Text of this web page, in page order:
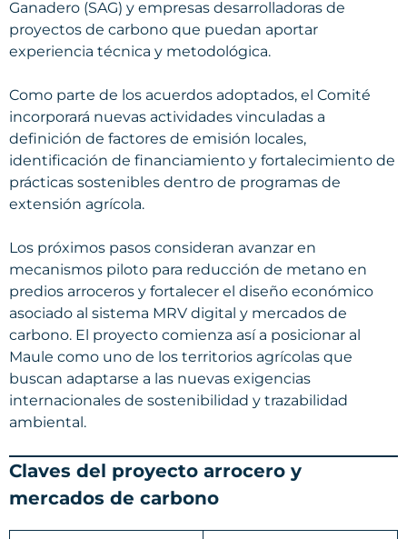
Ganadero (SAG) y empresas desarrolladoras de
proyectos de carbono que puedan aportar
experiencia técnica y metodológica.
Como parte de los acuerdos adoptados, el Comité
incorporará nuevas actividades vinculadas a
definición de factores de emisión locales,
identificación de financiamiento y fortalecimiento de
prácticas sostenibles dentro de programas de
extensión agrícola.
Los próximos pasos consideran avanzar en
mecanismos piloto para reducción de metano en
predios arroceros y fortalecer el diseño económico
asociado al sistema MRV digital y mercados de
carbono. El proyecto comienza así a posicionar al
Maule como uno de los territorios agrícolas que
buscan adaptarse a las nuevas exigencias
internacionales de sostenibilidad y trazabilidad
ambiental.
Claves del proyecto arrocero y
mercados de carbono